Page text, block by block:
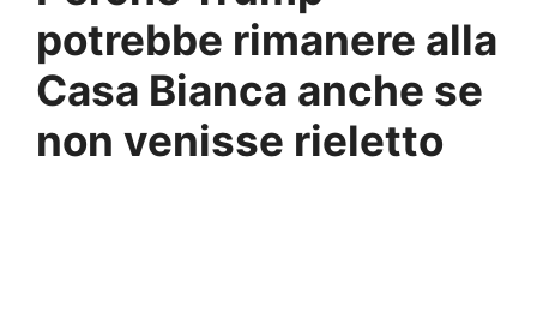
potrebbe rimanere alla
Casa Bianca anche se
non venisse rieletto